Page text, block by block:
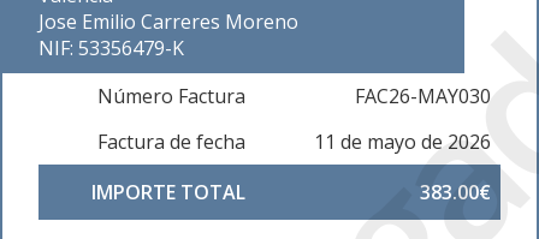
Jose Emilio Carreres Moreno
NIF: 53356479-K
Número Factura
FAC26-MAY030
Factura de fecha
11 de mayo de 2026
IMPORTE TOTAL
383.00€